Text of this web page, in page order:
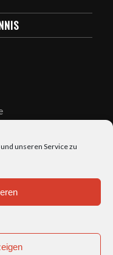
unseren Service zu